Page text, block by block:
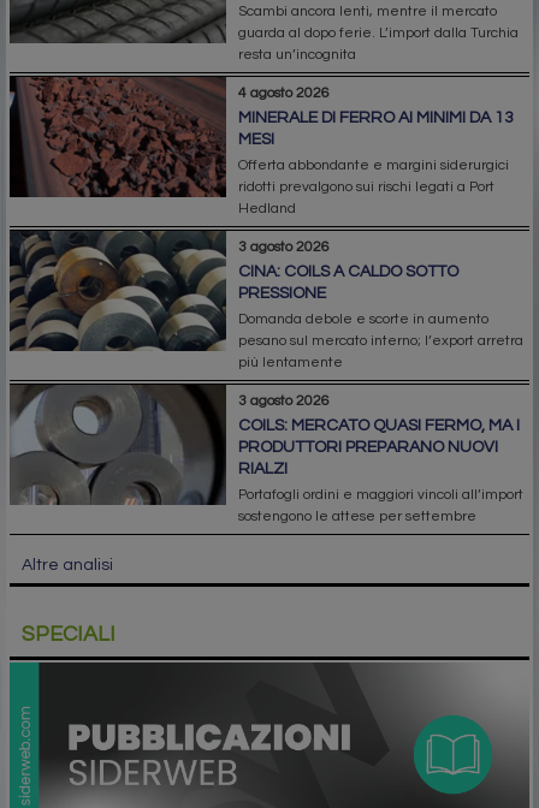
Scambi ancora lenti, mentre il mercato
guarda al dopo ferie. L’import dalla Turchia
resta un’incognita
4 agosto 2026
MINERALE DI FERRO AI MINIMI DA 13
MESI
Offerta abbondante e margini siderurgici
ridotti prevalgono sui rischi legati a Port
Hedland
3 agosto 2026
CINA: COILS A CALDO SOTTO
PRESSIONE
Domanda debole e scorte in aumento
pesano sul mercato interno; l’export arretra
più lentamente
3 agosto 2026
COILS: MERCATO QUASI FERMO, MA I
PRODUTTORI PREPARANO NUOVI
RIALZI
Portafogli ordini e maggiori vincoli all’import
sostengono le attese per settembre
Altre analisi
SPECIALI